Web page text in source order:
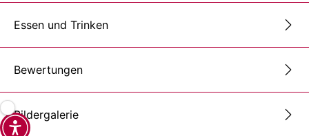
Essen und Trinken
Bewertungen
Bildergalerie